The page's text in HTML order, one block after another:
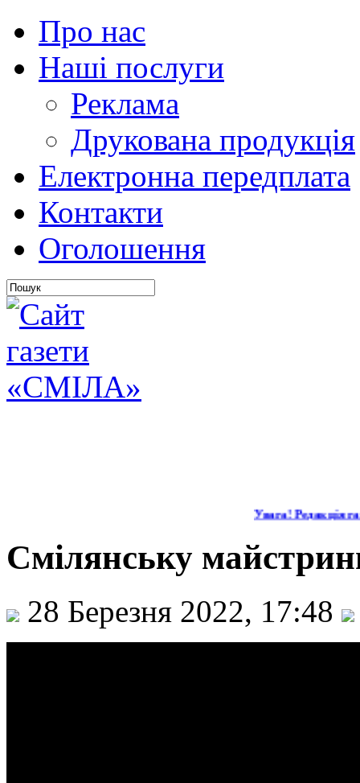
Про нас
Наші послуги
Реклама
Друкована продукція
Електронна передплата
Контакти
Оголошення
Увага! Редакція
Смілянську
28 Березня 2022, 17:48